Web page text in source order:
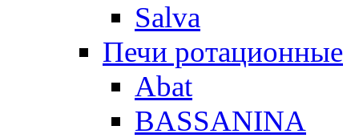
Salva
Печи ротационные
Abat
BASSANINA